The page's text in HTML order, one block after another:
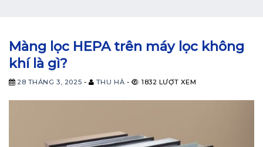
Màng lọc HEPA trên máy lọc không
khí là gì?
28 THÁNG 3, 2025 - THU HÀ - 1832 LƯỢT XEM